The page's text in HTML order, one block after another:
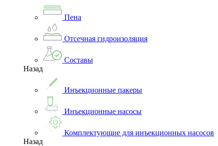
Пена
Отсечная гидроизоляция
Составы
Назад
Инъекционные пакеры
Инъекционные насосы
Комплектующие для инъекционных насосов
Назад